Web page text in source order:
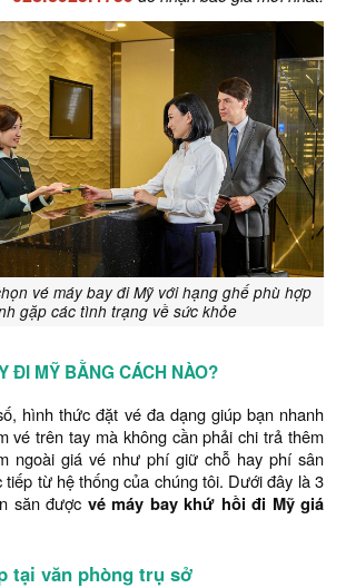
vé máy bay đi Mỹ với hạng ghế phù hợp
gặp các tình trạng về sức khỏe
ĐI MỸ BẰNG CÁCH NÀO?
hình thức đặt vé đa dạng giúp bạn nhanh
vé trên tay mà không cần phải chi trả thêm
ngoài giá vé như phí giữ chỗ hay phí sân
tiếp từ hệ thống của chúng tôi. Dưới đây là 3
săn được vé máy bay khứ hồi đi Mỹ giá
tại văn phòng trụ sở